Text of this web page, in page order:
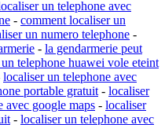
un telephone avec
- comment localiser un
un numero telephone -
- la gendarmerie peut
telephone huawei vole eteint
localiser un telephone avec
portable gratuit - localiser
avec google maps - localiser
- localiser un telephone avec